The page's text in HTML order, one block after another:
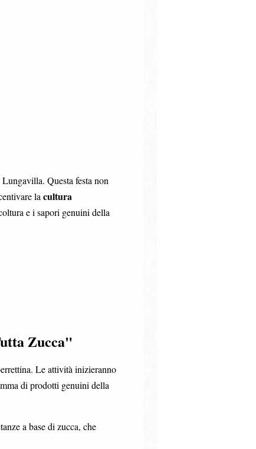
Questa festa non
la cultura
e i sapori genuini della
Zucca"
Le attività inizieranno
di prodotti genuini della
a base di zucca, che